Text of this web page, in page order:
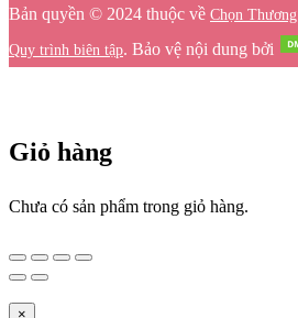
Bản quyền © 2024 thuộc về Chọn
Quy trình biên tập. Bảo vệ nội dung bởi
Giỏ hàng
Chưa có sản phẩm trong giỏ hàng.
×